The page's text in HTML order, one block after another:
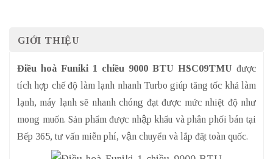
GIỚI THIỆU
Điều hoà Funiki 1 chiều 9000 BTU HSC09TMU được
tích hợp chế độ làm lạnh nhanh Turbo giúp tăng tốc khả làm
lạnh, máy lạnh sẽ nhanh chóng đạt được mức nhiệt độ như
mong muốn. Sản phẩm được nhập khẩu và phân phối bán tại
Bếp 365, tư vấn miễn phí, vận chuyển và lắp đặt toàn quốc.